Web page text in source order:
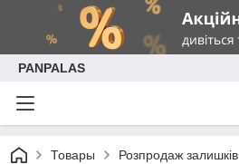
PANPALAS
Товары Розпродаж залишків